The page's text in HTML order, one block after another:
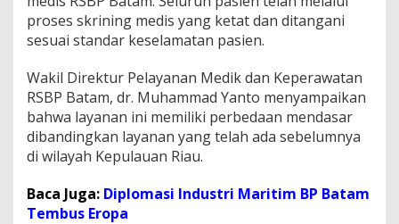
L
a
s
a
n
a
k
a
T
proses skrining medis yang ketat dan ditangani
sesuai standar keselamatan pasien.
Wakil Direktur Pelayanan Medik dan Keperawatan
RSBP Batam, dr. Muhammad Yanto menyampaikan
bahwa layanan ini memiliki perbedaan mendasar
dibandingkan layanan yang telah ada sebelumnya
di wilayah Kepulauan Riau.
Baca Juga: Diplomasi Industri Maritim BP Batam
Tembus Eropa